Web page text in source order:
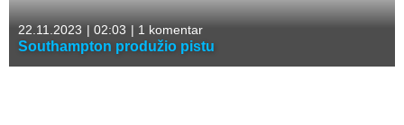
22.11.2023 | 02:03 | 1 komentar
Southampton produžio pistu